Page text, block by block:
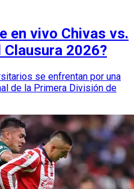
en vivo Chivas vs.
Clausura 2026?
se enfrentan por una
de la Primera División de